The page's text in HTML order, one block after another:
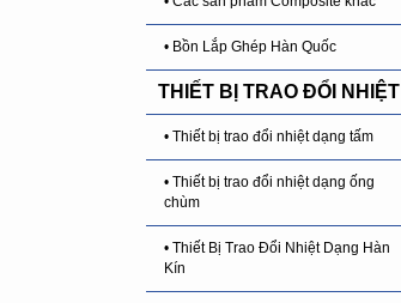
• Bồn Lắp Ghép Hàn Quốc
THIẾT BỊ TRAO ĐỔI NHIỆT
• Thiết bị trao đổi nhiệt dạng tấm
• Thiết bị trao đổi nhiệt dạng ống
chùm
• Thiết Bị Trao Đổi Nhiệt Dạng Hàn
Kín